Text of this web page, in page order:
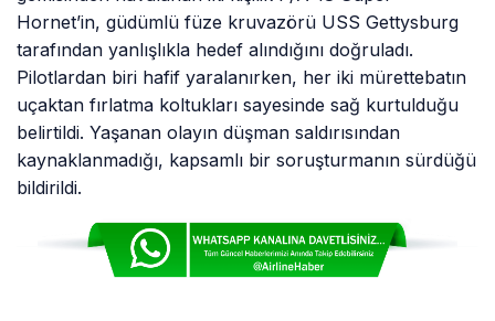
Hornet’in, güdümlü füze kruvazörü USS Gettysburg
tarafından yanlışlıkla hedef alındığını doğruladı.
Pilotlardan biri hafif yaralanırken, her iki mürettebatın
uçaktan fırlatma koltukları sayesinde sağ kurtulduğu
belirtildi. Yaşanan olayın düşman saldırısından
kaynaklanmadığı, kapsamlı bir soruşturmanın sürdüğü
bildirildi.